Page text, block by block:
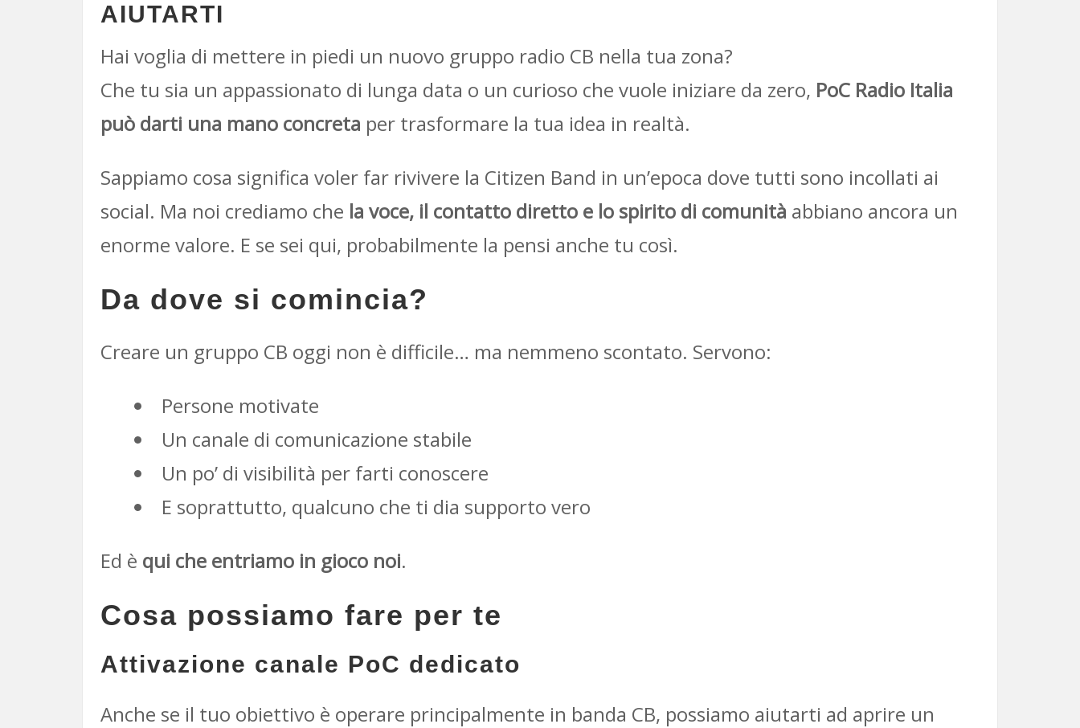
AIUTARTI
Hai voglia di mettere in piedi un nuovo gruppo radio CB nella tua zona?
Che tu sia un appassionato di lunga data o un curioso che vuole iniziare da zero, PoC Radio Italia
può darti una mano concreta per trasformare la tua idea in realtà.
Sappiamo cosa significa voler far rivivere la Citizen Band in un’epoca dove tutti sono incollati ai
social. Ma noi crediamo che la voce, il contatto diretto e lo spirito di comunità abbiano ancora un
enorme valore. E se sei qui, probabilmente la pensi anche tu così.
Da dove si comincia?
Creare un gruppo CB oggi non è difficile… ma nemmeno scontato. Servono:
Persone motivate
Un canale di comunicazione stabile
Un po’ di visibilità per farti conoscere
E soprattutto, qualcuno che ti dia supporto vero
Ed è qui che entriamo in gioco noi.
Cosa possiamo fare per te
Attivazione canale PoC dedicato
Anche se il tuo obiettivo è operare principalmente in banda CB, possiamo aiutarti ad aprire un